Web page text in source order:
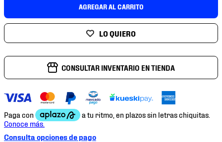
AGREGAR AL CARRITO
CONSULTAR INVENTARIO EN TIENDA
Consulta opciones de pago